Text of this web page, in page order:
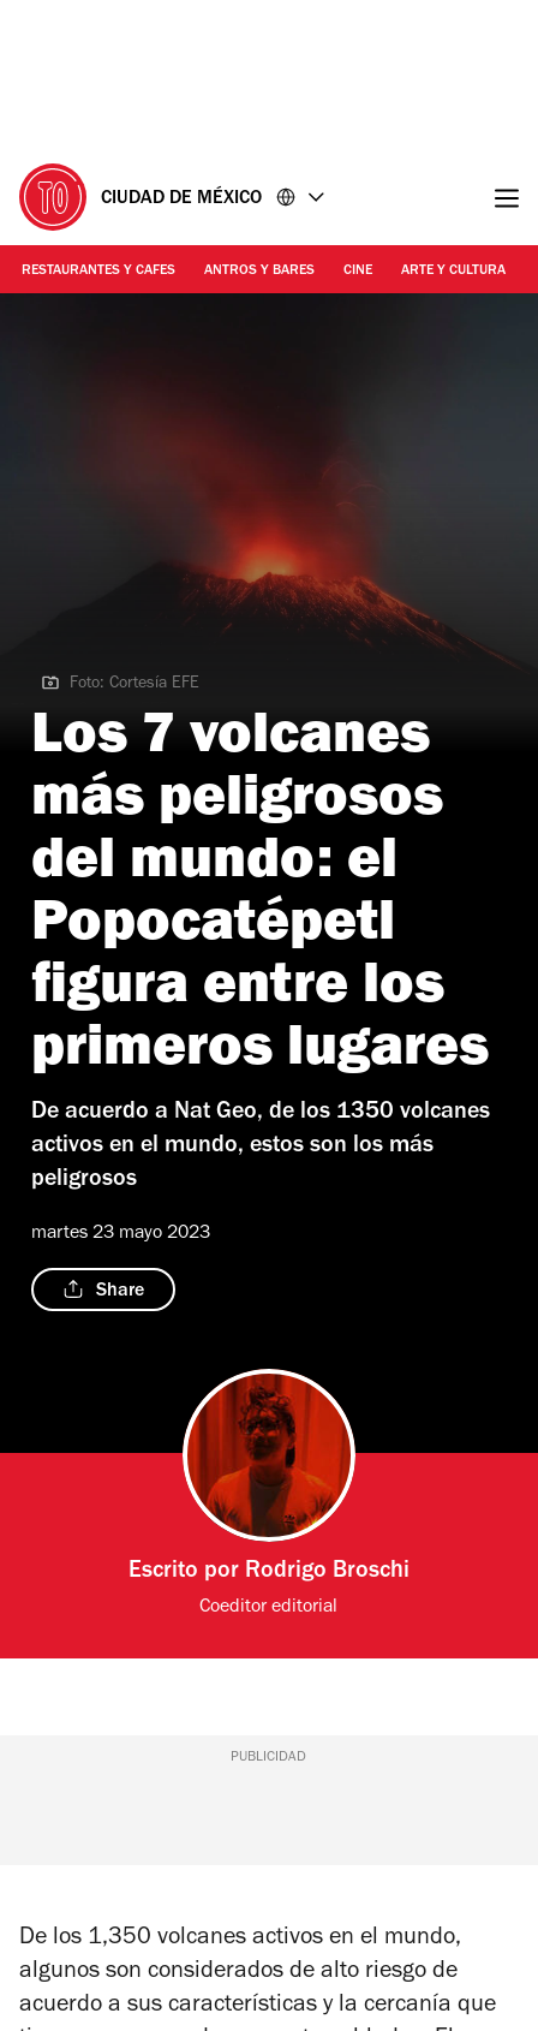
CIUDAD DE MÉXICO
RESTAURANTES Y CAFES ANTROS Y BARES CINE ARTE Y CULTURA
Foto: Cortesía EFE
Foto: Cortesía EFE
Los 7 volcanes
más peligrosos
del mundo: el
Popocatépetl
figura entre los
primeros lugares
De acuerdo a Nat Geo, de los 1350 volcanes
activos en el mundo, estos son los más
peligrosos
martes 23 mayo 2023
Share
Escrito por Rodrigo Broschi
Coeditor editorial
PUBLICIDAD
De los 1,350 volcanes activos en el mundo,
algunos son considerados de alto riesgo de
acuerdo a sus características y la cercanía que